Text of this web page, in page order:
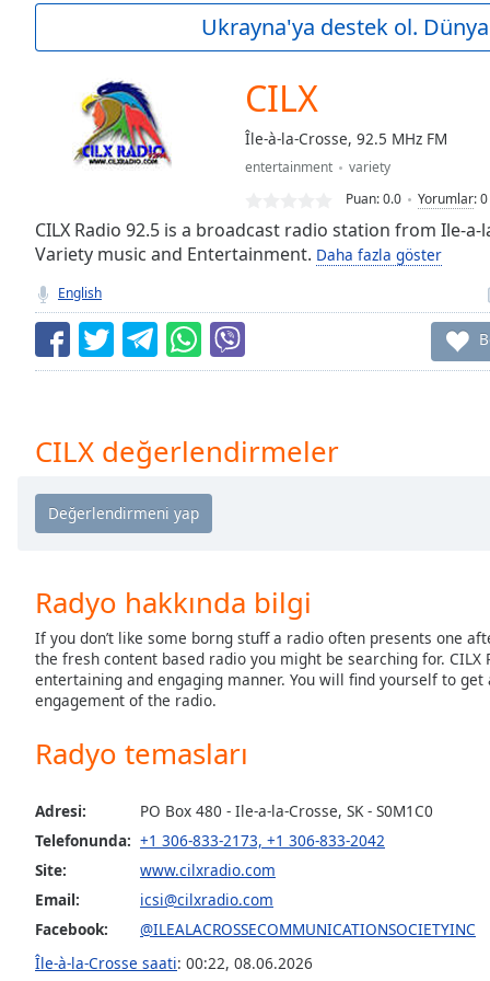
Current
Seek to
currently
LIVE
Remaining
Rate
Chapters
Chapters
descriptions
off,
selected
Subtitles
subtitles
settings
opens
settings
dialog
subtitles
off,
Ukrayna'ya destek ol. Dünya
CILX
Île-à-la-Crosse, 92.5 MHz FM
entertainment
variety
Puan:0.0 Yorumlar:0
CILX Radio 92.5 is a broadcast radio station from Ile-a-
Variety music and Entertainment. Daha fazla göster
English
CILX değerlendirmeler
Radyo hakkında bilgi
If you don’t like some borng stuff a radio often presents one
the fresh content based radio you might be searching for.
entertaining and engaging manner. You will find yourself to
engagement of the radio.
Radyo temasları
Adresi:
PO Box 480 - Ile-a-la-Crosse, SK - S0M1C0
Telefonunda: +1 306-833-2173, +1 306-833-2042
Site:
www.cilxradio.com
Email:
icsi@cilxradio.com
Facebook:
@ILEALACROSSECOMMUNICATIONSOCIETYINC
Île-à-la-Crosse saati: 00:22, 08.06.2026